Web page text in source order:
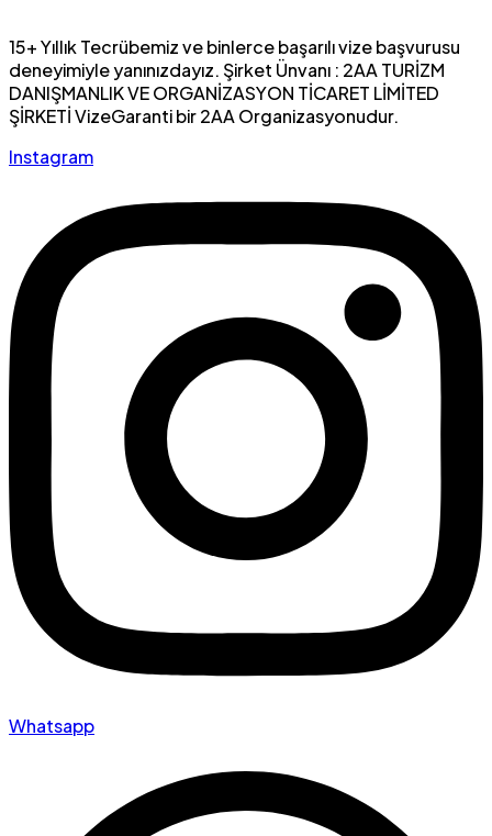
15+ Yıllık Tecrübemiz ve binlerce başarılı vize başvurusu
deneyimiyle yanınızdayız. Şirket Ünvanı : 2AA TURİZM
DANIŞMANLIK VE ORGANİZASYON TİCARET LİMİTED
ŞİRKETİ VizeGaranti bir 2AA Organizasyonudur.
Instagram
Whatsapp